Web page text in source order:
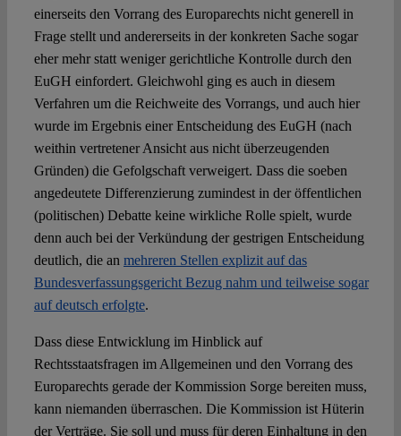
einerseits den Vorrang des Europarechts nicht generell in
Frage stellt und andererseits in der konkreten Sache sogar
eher mehr statt weniger gerichtliche Kontrolle durch den
EuGH einfordert. Gleichwohl ging es auch in diesem
Verfahren um die Reichweite des Vorrangs, und auch hier
wurde im Ergebnis einer Entscheidung des EuGH (nach
weithin vertretener Ansicht aus nicht überzeugenden
Gründen) die Gefolgschaft verweigert. Dass die soeben
angedeutete Differenzierung zumindest in der öffentlichen
(politischen) Debatte keine wirkliche Rolle spielt, wurde
denn auch bei der Verkündung der gestrigen Entscheidung
deutlich, die an mehreren Stellen explizit auf das
Bundesverfassungsgericht Bezug nahm und teilweise sogar
auf deutsch erfolgte.
Dass diese Entwicklung im Hinblick auf
Rechtsstaatsfragen im Allgemeinen und den Vorrang des
Europarechts gerade der Kommission Sorge bereiten muss,
kann niemanden überraschen. Die Kommission ist Hüterin
der Verträge. Sie soll und muss für deren Einhaltung in den